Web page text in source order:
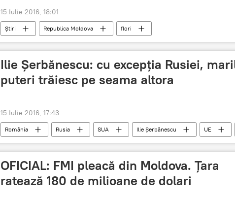
15 Iulie 2016, 18:01
Știri Republica Moldova flori
Ilie Şerbănescu: cu excepția Rusiei,
puteri trăiesc pe seama altora
15 Iulie 2016, 17:43
România Rusia SUA Ilie Șerbănescu UE
Românii
OFICIAL: FMI pleacă din Moldova. Ţara
ratează 180 de milioane de dolari